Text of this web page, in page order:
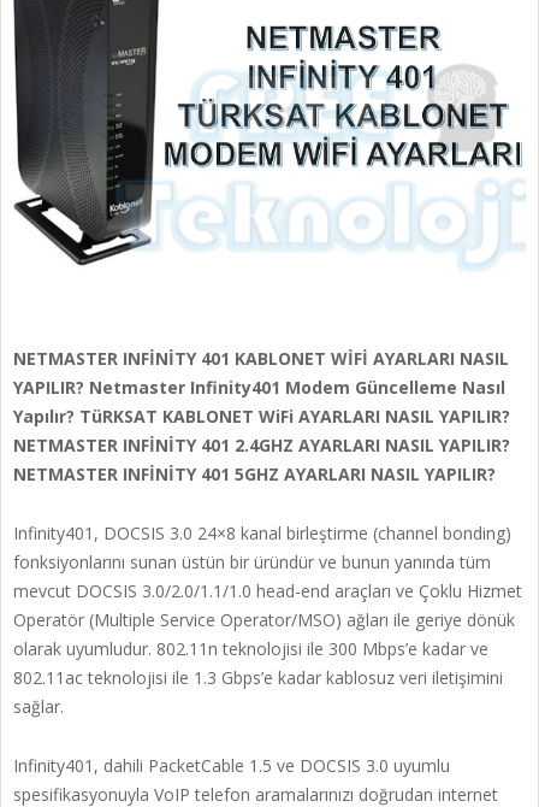
NETMASTER INFİNİTY 401 KABLONET WİFİ AYARLARI NASIL
YAPILIR? Netmaster Infinity401 Modem Güncelleme Nasıl
Yapılır? TüRKSAT KABLONET WiFi AYARLARI NASIL YAPILIR?
NETMASTER INFİNİTY 401 2.4GHZ AYARLARI NASIL YAPILIR?
NETMASTER INFİNİTY 401 5GHZ AYARLARI NASIL YAPILIR?
Infinity401, DOCSIS 3.0 24×8 kanal birleştirme (channel bonding)
fonksiyonlarını sunan üstün bir üründür ve bunun yanında tüm
mevcut DOCSIS 3.0/2.0/1.1/1.0 head-end araçları ve Çoklu Hizmet
Operatör (Multiple Service Operator/MSO) ağları ile geriye dönük
olarak uyumludur. 802.11n teknolojisi ile 300 Mbps’e kadar ve
802.11ac teknolojisi ile 1.3 Gbps’e kadar kablosuz veri iletişimini
sağlar.
Infinity401, dahili PacketCable 1.5 ve DOCSIS 3.0 uyumlu
spesifikasyonuyla VoIP telefon aramalarınızı doğrudan internet